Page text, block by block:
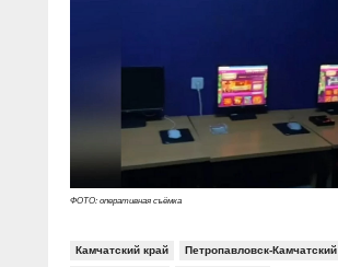
Специальный репортаж
КиберПОСТОВОЙ
Журнал «Полиция России»
Вакансии
ФОТО: оперативная съёмка
Камчатский край Петропавловск-Камчатский